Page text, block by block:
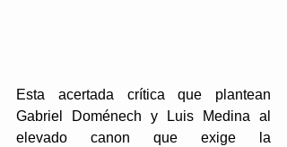
Esta acertada crítica que plantean
Gabriel Doménech y Luis Medina al
elevado canon que exige la